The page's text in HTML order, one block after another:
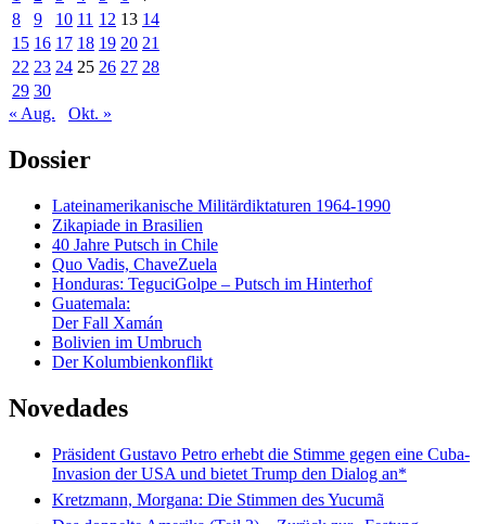
8
9 10 11 12 13 14
15 16 17 18 19 20 21
22 23 24 25 26 27 28
29 30
« Aug.
Okt. »
Dossier
Lateinamerikanische Militärdiktaturen 1964-1990
Zikapiade in Brasilien
40 Jahre Putsch in Chile
Quo Vadis, ChaveZuela
Honduras: TeguciGolpe – Putsch im Hinterhof
Guatemala:
Der Fall Xamán
Bolivien im Umbruch
Der Kolumbienkonflikt
Novedades
Präsident Gustavo Petro erhebt die Stimme gegen eine Cuba-
Invasion der USA und bietet Trump den Dialog an*
Kretzmann, Morgana: Die Stimmen des Yucumã